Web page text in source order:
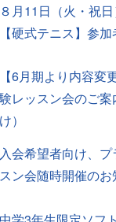
８月11日（火・祝
【硬式テニス】参
【6月期より内容変
験レッスン会のご
け）
入会希望者向け、
スン会随時開催の